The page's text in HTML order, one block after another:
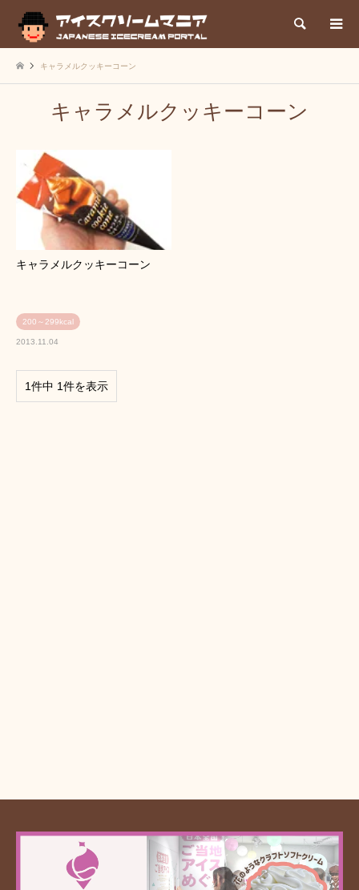
検索
キャラメルクッキーコーン
キャラメルクッキーコーン
キャラメルクッキーコーン
200～299kcal
2013.11.04
1件中 1件を表示